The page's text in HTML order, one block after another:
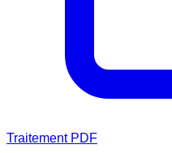
Traitement PDF